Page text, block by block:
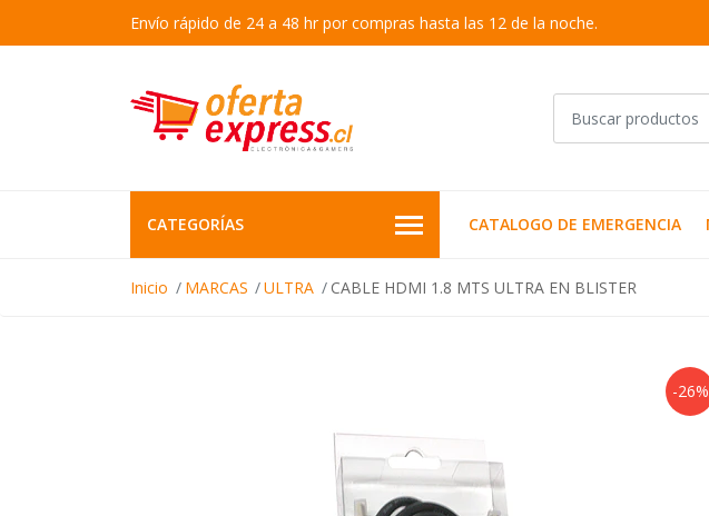
Envío rápido de 24 a 48 hr por compras hasta las 12 de la noche.
CATEGORÍAS CATALOGO DE EMERGENCIA
Inicio MARCAS ULTRA CABLE HDMI 1.8 MTS ULTRA EN BLISTER
-26%